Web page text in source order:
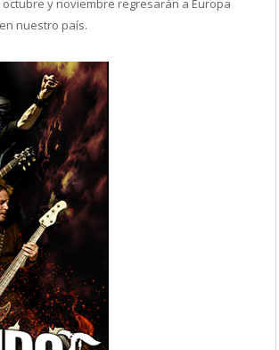
y noviembre regresarán a Europa
nuestro país.